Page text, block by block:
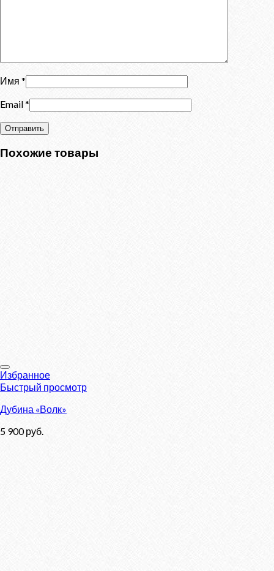
Имя *
Email*
Похожие товары
Избранное
Быстрый просмотр
Дубина «Волк»
5 900руб.